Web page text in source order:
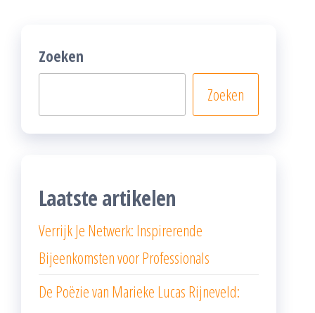
Zoeken
Zoeken
Laatste artikelen
Verrijk Je Netwerk: Inspirerende
Bijeenkomsten voor Professionals
De Poëzie van Marieke Lucas Rijneveld: